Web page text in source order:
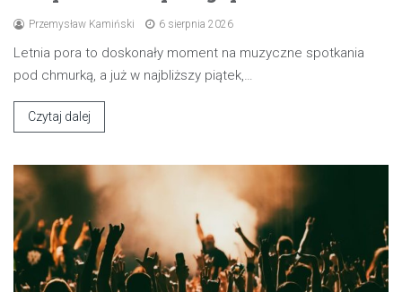
Przemysław Kamiński 6 sierpnia 2026
Letnia pora to doskonały moment na muzyczne spotkania
pod chmurką, a już w najbliższy piątek,…
Czytaj dalej